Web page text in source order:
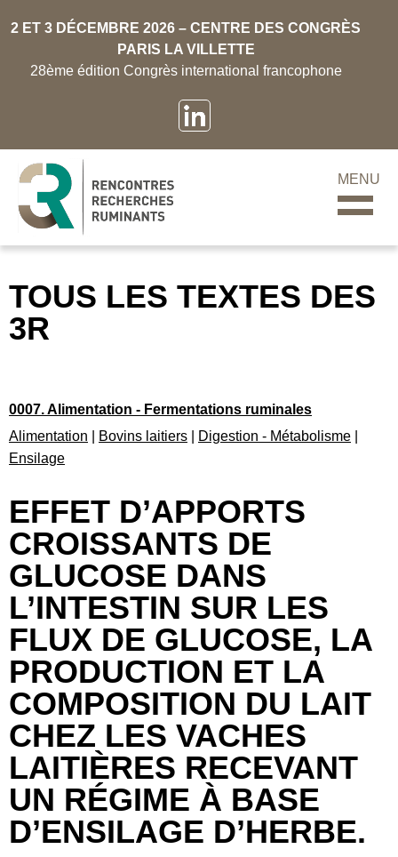
2 ET 3 DÉCEMBRE 2026 – CENTRE DES CONGRÈS
PARIS LA VILLETTE
28ème édition Congrès international francophone
MENU
TOUS LES TEXTES DES
3R
0007. Alimentation - Fermentations ruminales
Alimentation
Bovins laitiers Digestion - Métabolisme
Ensilage
EFFET D’APPORTS
CROISSANTS DE
GLUCOSE DANS
L’INTESTIN SUR LES
FLUX DE GLUCOSE, LA
PRODUCTION ET LA
COMPOSITION DU LAIT
CHEZ LES VACHES
LAITIÈRES RECEVANT
UN RÉGIME À BASE
D’ENSILAGE D’HERBE.